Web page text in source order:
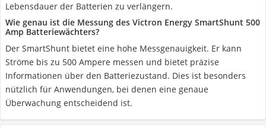
Lebensdauer der Batterien zu verlängern.
Wie genau ist die Messung des Victron Energy SmartShunt 500
Amp Batteriewächters?
Der SmartShunt bietet eine hohe Messgenauigkeit. Er kann
Ströme bis zu 500 Ampere messen und bietet präzise
Informationen über den Batteriezustand. Dies ist besonders
nützlich für Anwendungen, bei denen eine genaue
Überwachung entscheidend ist.